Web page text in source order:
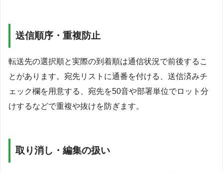
送信順序・重複防止
転送先の選択順と実際の到着順は通信状況で前後するこ
とがあります。宛先リストに通番を付ける、送信済みチ
ェック欄を用意する、宛先を50音や部署単位でロット分
けするなどで重複や抜けを防ぎます。
取り消し・編集の扱い